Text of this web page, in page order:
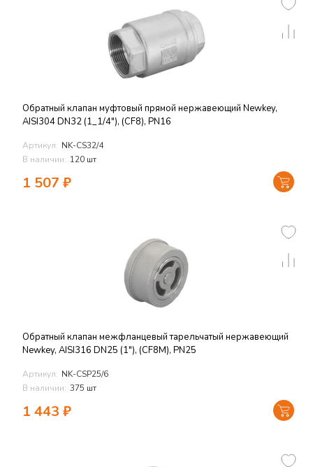
Обратный клапан муфтовый прямой нержавеющий Newkey,
AISI304 DN32 (1_1/4"), (CF8), PN16
Артикул: NK-CS32/4
В наличии: 120 шт
1 507 ₽
Обратный клапан межфланцевый тарельчатый нержавеющий
Newkey, AISI316 DN25 (1"), (CF8M), PN25
Артикул: NK-CSP25/6
В наличии: 375 шт
1 443 ₽